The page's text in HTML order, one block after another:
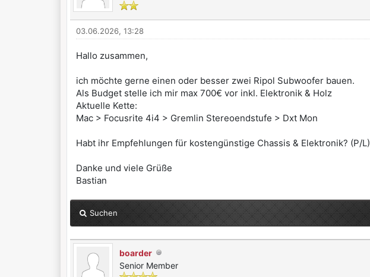
03.06.2026, 13:28
Hallo zusammen,
ich möchte gerne einen oder besser zwei Ripol Subwoofer bauen.
Als Budget stelle ich mir max 700€ vor inkl. Elektronik & Holz
Aktuelle Kette:
Mac > Focusrite 4i4 > Gremlin Stereoendstufe > Dxt Mon
Habt ihr Empfehlungen für kostengünstige Chassis & Elektronik? (P/L)
Danke und viele Grüße
Bastian
Suchen
boarder
Senior Member